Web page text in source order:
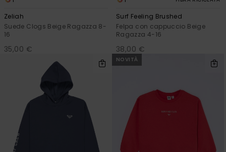
Zeliah
Suede Clogs Beige Ragazza 8-
16
35,00 €
Surf Feeling Brushed
Felpa con cappuccio Beige
Ragazza 4-16
38,00 €
NOVITÀ